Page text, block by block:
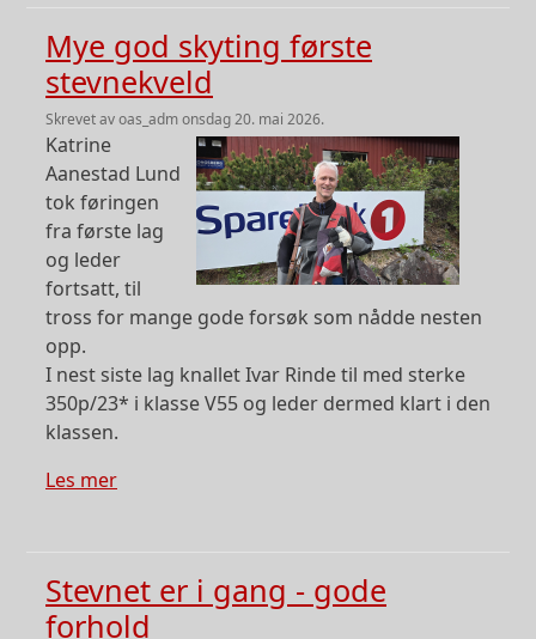
Mye god skyting første
stevnekveld
skrevet avoas_admonsdag 20. mai 2026.
Image
Katrine
Aanestad Lund
tok føringen
fra første lag
og leder
fortsatt, til
tross for mange gode forsøk som nådde nesten
opp.
I nest siste lag knallet Ivar Rinde til med sterke
350p/23* i klasse V55 og leder dermed klart i den
klassen.
Les merom Mye god skyting første stevnekveld
Stevnet er i gang - gode
forhold